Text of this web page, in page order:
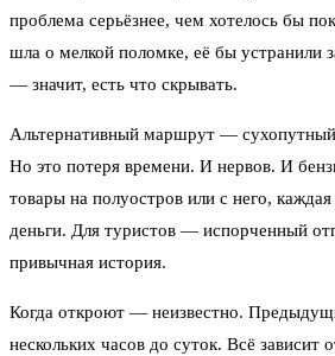
проблема серьёзнее, чем хотелось бы
шла о мелкой поломке, её бы устранили
— значит, есть что скрывать.
Альтернативный маршрут —
Но это потеря времени. И нервов. И
товары на полуостров или с него,
деньги. Для туристов — испорченный
привычная история.
Когда откроют — неизвестно.
нескольких часов до суток. Всё зависит